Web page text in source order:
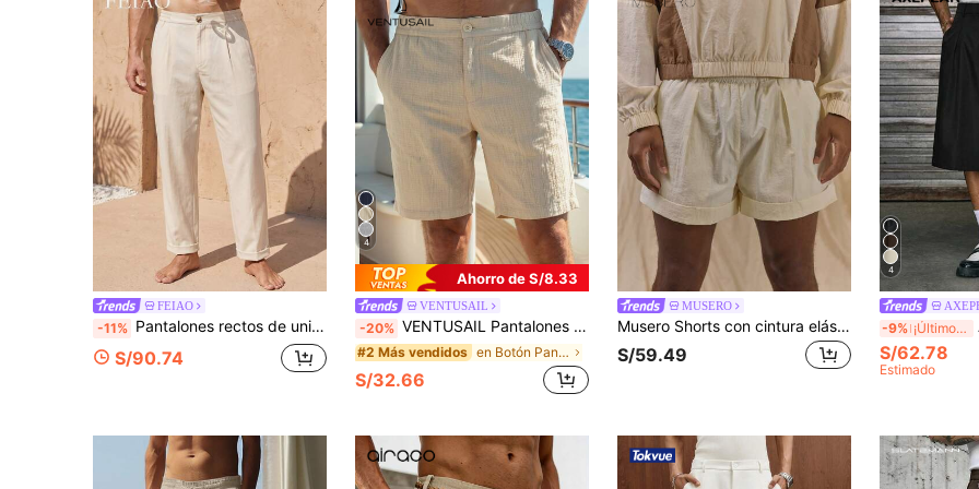
FEIAO
-11% Pantalones rectos de unicolor estilo "Old Money" vintage para hombre FEIAO, con cintura elástica, pantalones esenciales versátiles para todas las estaciones
S/90.74
4
Ahorro de S/8.33
VENTUSAIL
-20% VENTUSAIL Pantalones cortos casuales para hombres con cintura de traje, adecuados como regalo para novio o esposo, ideales para uso casual al aire libre diario
#2 Más vendidos en Botón Pantalones cortos para hombre
S/32.66
MUSERO
Musero Shorts con cintura elástica y pliegues delanteros, esenciales de primavera y verano, solo shorts coordinados
S/59.49
4
-9% ¡Últimos 2 días
S/62.78
Estimado